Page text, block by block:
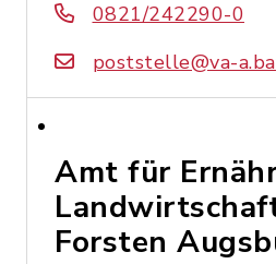
0821/242290-0
poststelle@va-
Amt für
Forsten